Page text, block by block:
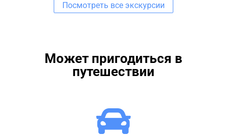
Посмотреть все экскурсии
Может пригодиться в
путешествии